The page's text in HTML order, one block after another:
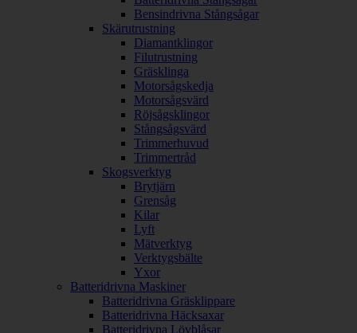
Bensindrivna Stångsågar
Skärutrustning
Diamantklingor
Filutrustning
Gräsklinga
Motorsågskedja
Motorsågsvärd
Röjsågsklingor
Stångsågsvärd
Trimmerhuvud
Trimmertråd
Skogsverktyg
Brytjärn
Grensåg
Kilar
Lyft
Mätverktyg
Verktygsbälte
Yxor
Batteridrivna Maskiner
Batteridrivna Gräsklippare
Batteridrivna Häcksaxar
Batteridrivna Lövblåsar